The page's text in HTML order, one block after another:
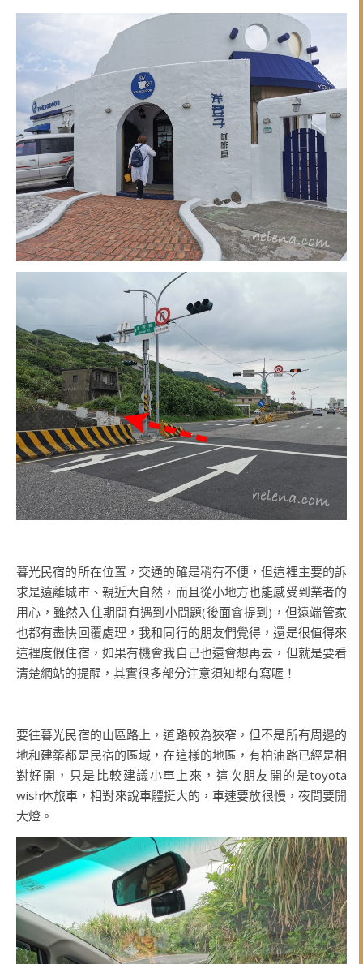
暮光民宿的所在位置，交通的確是稍有不便，但這裡主要的訴
求是遠離城市、親近大自然，而且從小地方也能感受到業者的
用心，雖然入住期間有遇到小問題(後面會提到)，但遠端管家
也都有盡快回覆處理，我和同行的朋友們覺得，還是很值得來
這裡度假住宿，如果有機會我自己也還會想再去，但就是要看
清楚網站的提醒，其實很多部分注意須知都有寫喔！
要往暮光民宿的山區路上，道路較為狹窄，但不是所有周邊的
地和建築都是民宿的區域，在這樣的地區，有柏油路已經是相
對好開，只是比較建議小車上來，這次朋友開的是toyota
wish休旅車，相對來說車體挺大的，車速要放很慢，夜間要開
大燈。